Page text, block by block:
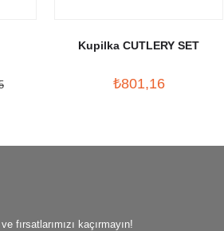
Kupilka CUTLERY SET
₺801,16
fırsatlarımızı kaçırmayın!